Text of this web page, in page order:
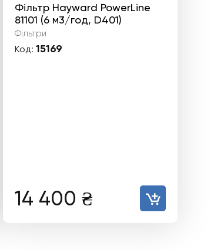
Фільтр Hayward PowerLine
81101 (6 м3/год, D401)
Фільтри
Код: 15169
14 400 ₴